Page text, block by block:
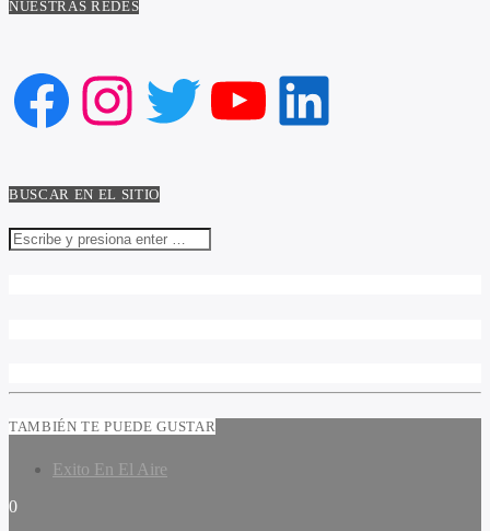
NUESTRAS REDES
Facebook
Instagram
Twitter
YouTube
LinkedIn
BUSCAR EN EL SITIO
TAMBIÉN TE PUEDE GUSTAR
Exito En El Aire
0